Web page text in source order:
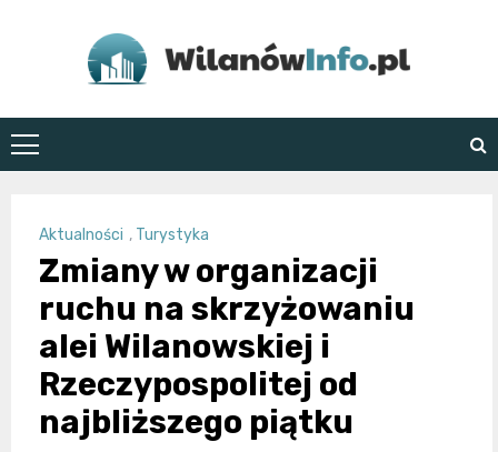
WilanówInfo.pl
Aktualności , Turystyka
Zmiany w organizacji
ruchu na skrzyżowaniu
alei Wilanowskiej i
Rzeczypospolitej od
najbliższego piątku